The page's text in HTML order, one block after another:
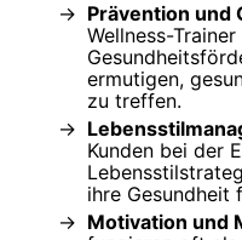
Prävention und
Wellness-
ermutigen,
zu treffen.
Kunden bei der
ihre Gesundheit
Motivation und